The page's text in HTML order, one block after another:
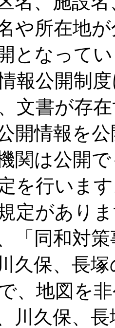
や所在地
となって
報公開制
文書が存
開情報を
関は公開
を行いま
定があり
「同和対
久保、長
、地図を
川久保、